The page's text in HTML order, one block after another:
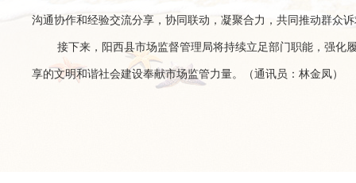
沟通协作和经验交流分享，协同联动，凝聚合力，共同推动群众
接下来，阳西县市场监督管理局将持续立足部门职能，强化
享的文明和谐社会建设奉献市场监管力量。（通讯员：林金凤）